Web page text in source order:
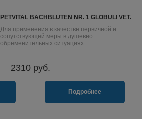
PETVITAL BACHBLÜTEN NR. 1 GLOBULI VET.
Для применения в качестве первичной и
сопутствующей меры в душевно
обременительных ситуациях.
2310руб.
Подробнее